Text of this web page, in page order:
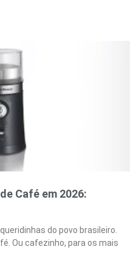
Café em 2026:
do povo brasileiro.
Ou cafezinho, para os mais